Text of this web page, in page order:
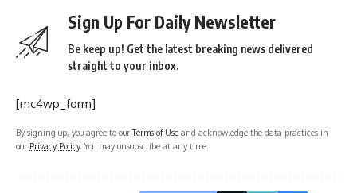
Sign Up For Daily Newsletter
Be keep up! Get the latest breaking news delivered
straight to your inbox.
[mc4wp_form]
By signing up, you agree to ourTerms of Use and acknowledge the data practices in
our Privacy Policy. You may unsubscribe at any time.